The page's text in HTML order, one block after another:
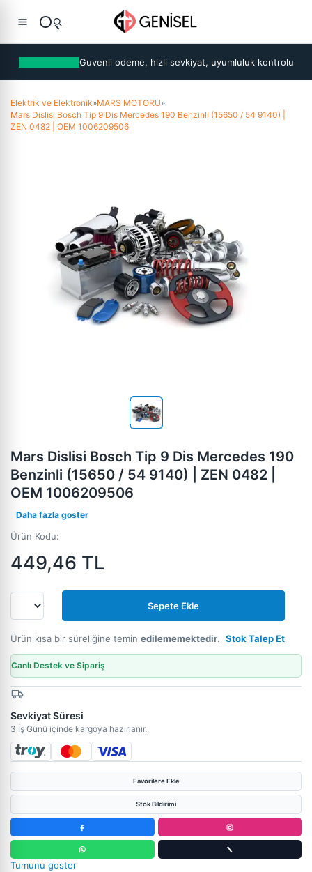
Guvenli odeme, hizli sevkiyat, uyumluluk kontrolu
Elektrik ve Elektronik»MARS MOTORU»
Mars Dislisi Bosch Tip 9 Dis Mercedes 190 Benzinli (15650 / 54 9140) |
ZEN 0482 | OEM 1006209506
Mars Dislisi Bosch Tip 9 Dis Mercedes 190
Benzinli (15650 / 54 9140) | ZEN 0482 |
OEM 1006209506
Daha fazla goster
Ürün Kodu:
449,46 TL
Sepete Ekle
Ürün kısa bir süreliğine temin edilememektedir. Stok Talep Et
Canlı Destek ve Sipariş
Sevkiyat Süresi
3 İş Günü içinde kargoya hazırlanır.
Favorilere Ekle
Stok Bildirimi
Tumunu goster